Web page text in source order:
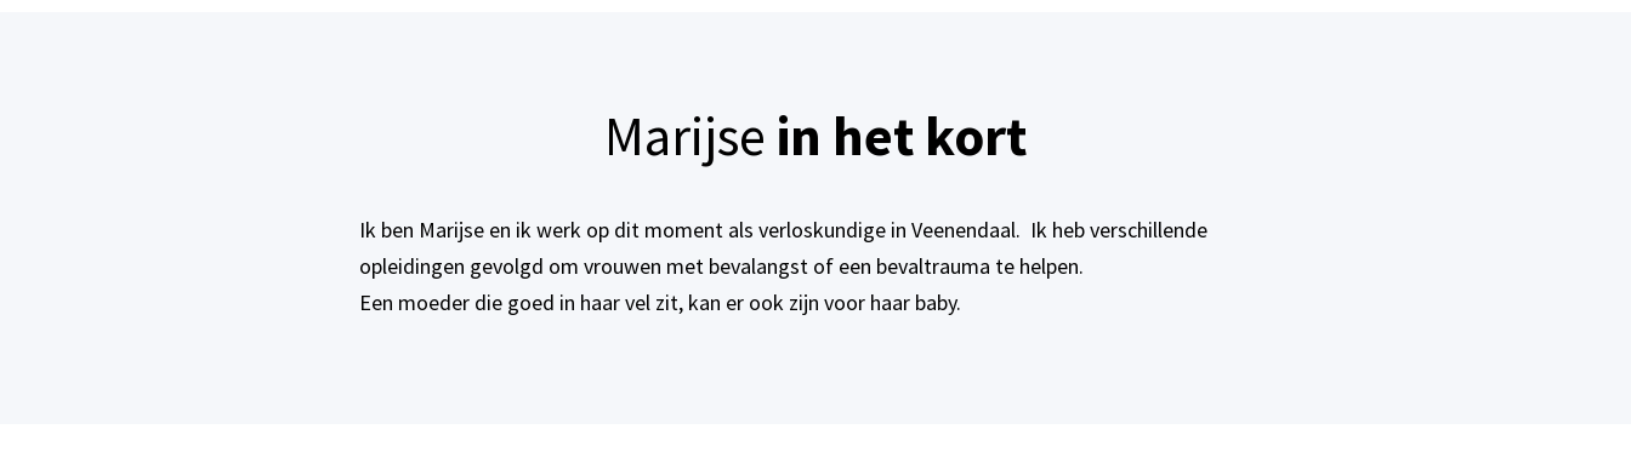
Marijse in het kort
Ik ben Marijse en ik werk op dit moment als verloskundige in Veenendaal. Ik heb verschillende
opleidingen gevolgd om vrouwen met bevalangst of een bevaltrauma te helpen.
Een moeder die goed in haar vel zit, kan er ook zijn voor haar baby.